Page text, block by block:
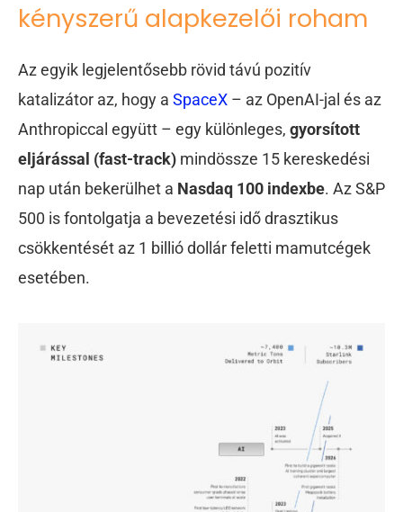
kényszerű alapkezelői roham
Az egyik legjelentősebb rövid távú pozitív
katalizátor az, hogy a SpaceX – az OpenAI-jal és az
Anthropiccal együtt – egy különleges, gyorsított
eljárással (fast-track) mindössze 15 kereskedési
nap után bekerülhet a Nasdaq 100 indexbe. Az S&P
500 is fontolgatja a bevezetési idő drasztikus
csökkentését az 1 billió dollár feletti mamutcégek
esetében.